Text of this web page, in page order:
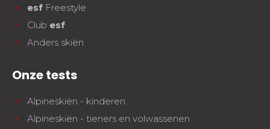
esf Freestyle
Club esf
Anders skiën
Onze tests
Alpineskiën - kinderen
Alpineskiën - tieners en volwassenen